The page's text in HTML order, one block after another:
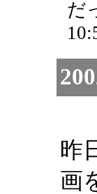
だ
昨
画